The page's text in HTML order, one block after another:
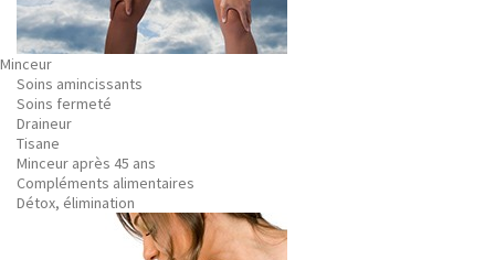
Minceur
Soins amincissants
Soins fermeté
Draineur
Tisane
Minceur après 45 ans
Compléments alimentaires
Détox, élimination